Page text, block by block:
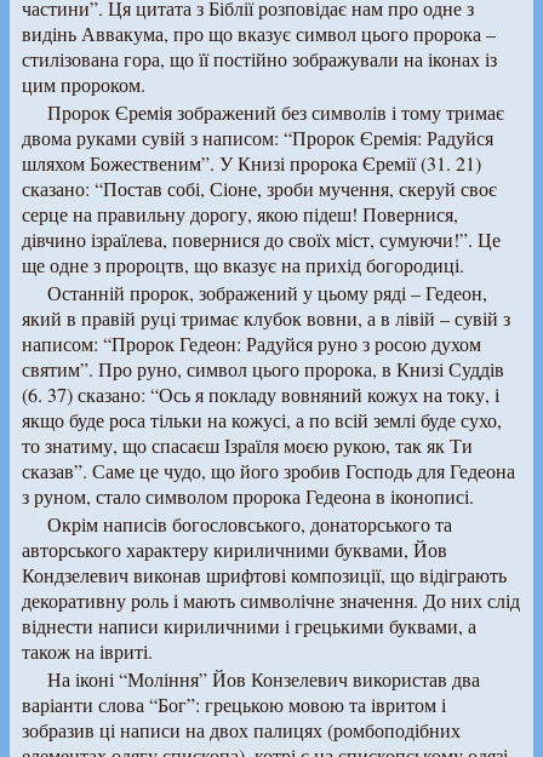
частини”. Ця цитата з Біблії розповідає нам про одне з
видінь Аввакума, про що вказує символ цього пророка –
стилізована гора, що її постійно зображували на іконах із
цим пророком.
Пророк Єремія зображений без символів і тому тримає
двома руками сувій з написом: “Пророк Єремія: Радуйся
шляхом Божественим”. У Книзі пророка Єремії (31. 21)
сказано: “Постав собі, Сіоне, зроби мучення, скеруй своє
серце на правильну дорогу, якою підеш! Повернися,
дівчино ізраїлева, повернися до своїх міст, сумуючи!”. Це
ще одне з пророцтв, що вказує на прихід богородиці.
Останній пророк, зображений у цьому ряді – Гедеон,
який в правій руці тримає клубок вовни, а в лівій – сувій з
написом: “Пророк Гедеон: Радуйся руно з росою духом
святим”. Про руно, символ цього пророка, в Книзі Суддів
(6. 37) сказано: “Ось я покладу вовняний кожух на току, і
якщо буде роса тільки на кожусі, а по всій землі буде сухо,
то знатиму, що спасаєш Ізраїля моєю рукою, так як Ти
сказав”. Саме це чудо, що його зробив Господь для Гедеона
з руном, стало символом пророка Гедеона в іконописі.
Окрім написів богословського, донаторського та
авторського характеру кириличними буквами, Йов
Кондзелевич виконав шрифтові композиції, що відіграють
декоративну роль і мають символічне значення. До них слід
віднести написи кириличними і грецькими буквами, а
також на івриті.
На іконі “Моління” Йов Конзелевич використав два
варіанти слова “Бог”: грецькою мовою та івритом і
зобразив ці написи на двох палицях (ромбоподібних